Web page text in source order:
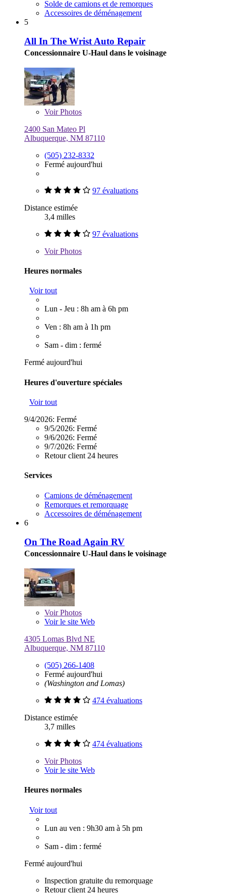
Solde de camions et de remorques
Accessoires de déménagement
5
All In The Wrist Auto Repair
Concessionnaire U-Haul dans le voisinage
VoirPhotos
2400 San Mateo Pl
Albuquerque, NM 87110
(505) 232-8332
Fermé aujourd'hui
97 évaluations
Distance estimée
3,4 milles
97 évaluations
VoirPhotos
Heures normales
Voir tout
Lun - Jeu : 8h am à 6h pm
Ven : 8h am à 1h pm
Sam - dim : fermé
Fermé aujourd'hui
Heures d'ouverture spéciales
Voir tout
9/4/2026: Fermé
9/5/2026: Fermé
9/6/2026: Fermé
9/7/2026: Fermé
Retour client 24 heures
Services
Camions de déménagement
Remorques et remorquage
Accessoires de déménagement
6
On The Road Again RV
Concessionnaire U-Haul dans le voisinage
VoirPhotos
Voir le site Web
4305 Lomas Blvd NE
Albuquerque, NM 87110
(505) 266-1408
Fermé aujourd'hui
(Washington and Lomas)
474 évaluations
Distance estimée
3,7 milles
474 évaluations
VoirPhotos
Voir le site Web
Heures normales
Voir tout
Lun au ven : 9h30 am à 5h pm
Sam - dim : fermé
Fermé aujourd'hui
Inspection gratuite du remorquage
Retour client 24 heures